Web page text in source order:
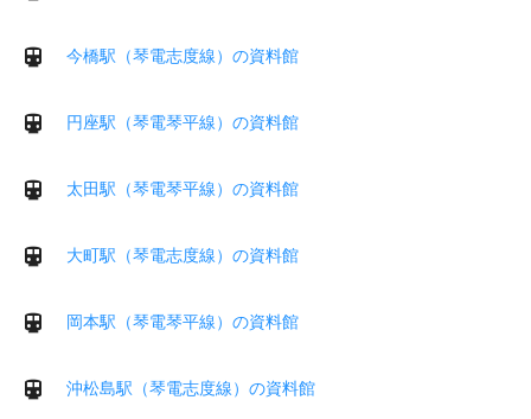
今橋駅（琴電志度線）の資料館
円座駅（琴電琴平線）の資料館
太田駅（琴電琴平線）の資料館
大町駅（琴電志度線）の資料館
岡本駅（琴電琴平線）の資料館
沖松島駅（琴電志度線）の資料館